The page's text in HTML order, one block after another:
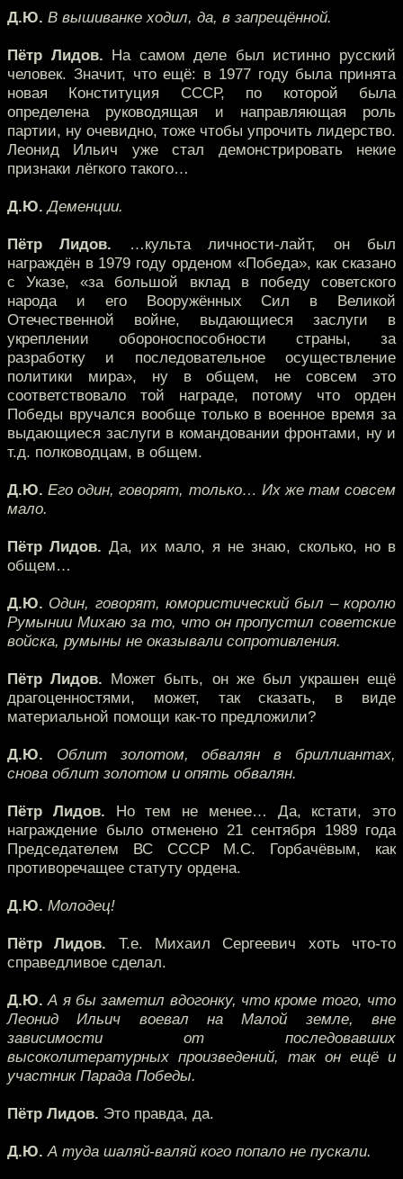
Д.Ю. В вышиванке ходил, да, в запрещённой.
Пётр Лидов. На самом деле был истинно русский
человек. Значит, что ещё: в 1977 году была принята
новая Конституция СССР, по которой была
определена руководящая и направляющая роль
партии, ну очевидно, тоже чтобы упрочить лидерство.
Леонид Ильич уже стал демонстрировать некие
признаки лёгкого такого…
Д.Ю. Деменции.
Пётр Лидов. …культа личности-лайт, он был
награждён в 1979 году орденом «Победа», как сказано
с Указе, «за большой вклад в победу советского
народа и его Вооружённых Сил в Великой
Отечественной войне, выдающиеся заслуги в
укреплении обороноспособности страны, за
разработку и последовательное осуществление
политики мира», ну в общем, не совсем это
соответствовало той награде, потому что орден
Победы вручался вообще только в военное время за
выдающиеся заслуги в командовании фронтами, ну и
т.д. полководцам, в общем.
Д.Ю. Его один, говорят, только… Их же там совсем
мало.
Пётр Лидов. Да, их мало, я не знаю, сколько, но в
общем…
Д.Ю. Один, говорят, юмористический был – королю
Румынии Михаю за то, что он пропустил советские
войска, румыны не оказывали сопротивления.
Пётр Лидов. Может быть, он же был украшен ещё
драгоценностями, может, так сказать, в виде
материальной помощи как-то предложили?
Д.Ю. Облит золотом, обвалян в бриллиантах,
снова облит золотом и опять обвалян.
Пётр Лидов. Но тем не менее… Да, кстати, это
награждение было отменено 21 сентября 1989 года
Председателем ВС СССР М.С. Горбачёвым, как
противоречащее статуту ордена.
Д.Ю. Молодец!
Пётр Лидов. Т.е. Михаил Сергеевич хоть что-то
справедливое сделал.
Д.Ю. А я бы заметил вдогонку, что кроме того, что
Леонид Ильич воевал на Малой земле, вне
зависимости от последовавших
высоколитературных произведений, так он ещё и
участник Парада Победы.
Пётр Лидов. Это правда, да.
Д.Ю. А туда шаляй-валяй кого попало не пускали.